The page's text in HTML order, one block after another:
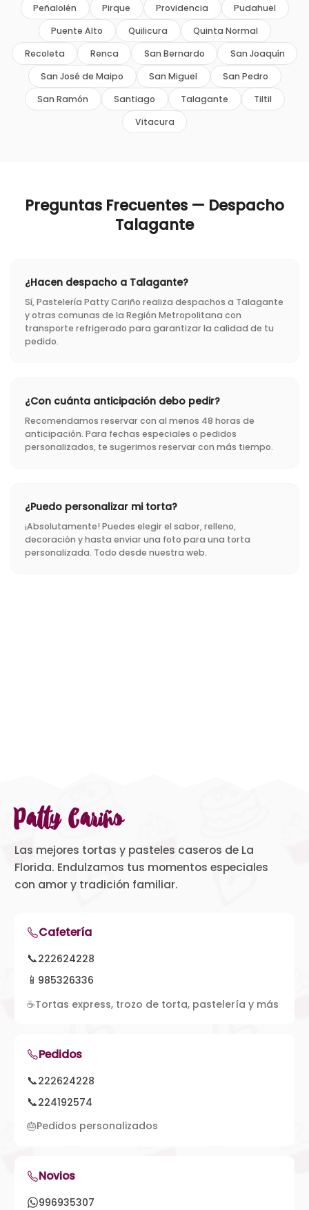
Peñalolén Pirque Providencia
Pudahuel
Puente Alto
Quilicura
Quinta Normal
Recoleta
Renca San Bernardo
San Joaquín
San José de Maipo
San Miguel
San Pedro
San Ramón
Santiago Talagante
Tiltil
Vitacura
Preguntas Frecuentes — Despacho
Talagante
¿Hacen despacho a Talagante?
Sí, Pastelería Patty Cariño realiza despachos a Talagante
y otras comunas de la Región Metropolitana con
transporte refrigerado para garantizar la calidad de tu
pedido.
¿Con cuánta anticipación debo pedir?
Recomendamos reservar con al menos 48 horas de
anticipación. Para fechas especiales o pedidos
personalizados, te sugerimos reservar con más tiempo.
¿Puedo personalizar mi torta?
¡Absolutamente! Puedes elegir el sabor, relleno,
decoración y hasta enviar una foto para una torta
personalizada. Todo desde nuestra web.
Patty Cariño
Las mejores tortas y pasteles caseros de La
Florida. Endulzamos tus momentos especiales
con amor y tradición familiar.
Cafetería
📞222624228
📱 985326336
☕Tortas express, trozo de torta, pastelería y más
Pedidos
📞222624228
📞224192574
🎂Pedidos personalizados
Novios
996935307